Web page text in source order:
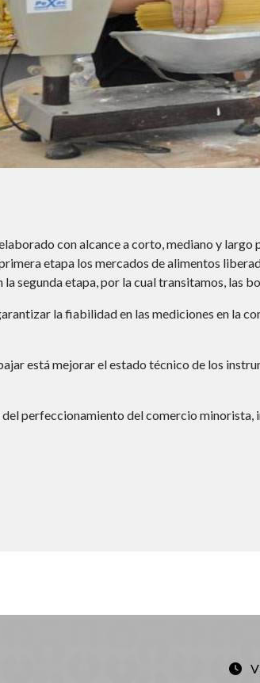
con alcance a corto, mediano y
etapa los mercados de alimentos
segunda etapa, por la cual transitamos, las
la fiabilidad en las mediciones en la
está mejorar el estado técnico de los
perfeccionamiento del comercio minorista,